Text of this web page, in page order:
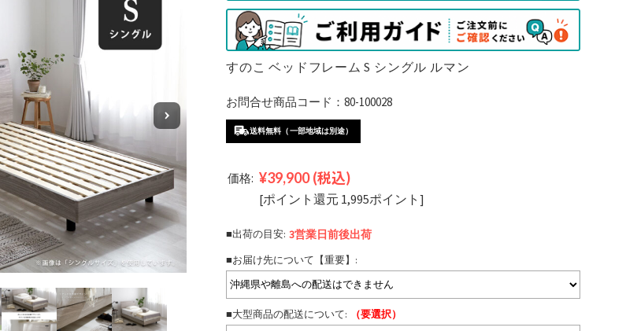
すのこ ベッドフレーム S シングル ルマン
お問合せ商品コード：80-100028
送料無料（一部地域は別途）
価格: ¥39,900 (税込)
[ポイント還元 1,995ポイント]
■出荷の目安: 3営業日前後出荷
■お届け先について【重要】:
■大型商品の配送について: （要選択）